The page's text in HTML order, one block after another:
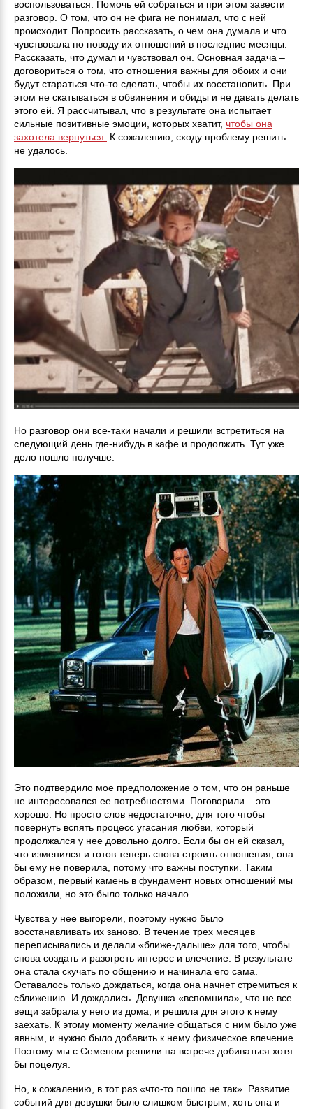
воспользоваться. Помочь ей собраться и при этом завести
разговор. О том, что он не фига не понимал, что с ней
происходит. Попросить рассказать, о чем она думала и что
чувствовала по поводу их отношений в последние месяцы.
Рассказать, что думал и чувствовал он. Основная задача –
договориться о том, что отношения важны для обоих и они
будут стараться что-то сделать, чтобы их восстановить. При
этом не скатываться в обвинения и обиды и не давать делать
этого ей. Я рассчитывал, что в результате она испытает
сильные позитивные эмоции, которых хватит, чтобы она
захотела вернуться.
К сожалению, сходу проблему решить
не удалось.
Но разговор они все-таки начали и решили встретиться на
следующий день где-нибудь в кафе и продолжить. Тут уже
дело пошло получше.
Это подтвердило мое предположение о том, что он раньше
не интересовался ее потребностями. Поговорили – это
хорошо. Но просто слов недостаточно, для того чтобы
повернуть вспять процесс угасания любви, который
продолжался у нее довольно долго. Если бы он ей сказал,
что изменился и готов теперь снова строить отношения, она
бы ему не поверила, потому что важны поступки. Таким
образом, первый камень в фундамент новых отношений мы
положили, но это было только начало.
Чувства у нее выгорели, поэтому нужно было
восстанавливать их заново. В течение трех месяцев
переписывались и делали «ближе-дальше» для того, чтобы
снова создать и разогреть интерес и влечение. В результате
она стала скучать по общению и начинала его сама.
Оставалось только дождаться, когда она начнет стремиться к
сближению. И дождались. Девушка «вспомнила», что не все
вещи забрала у него из дома, и решила для этого к нему
заехать. К этому моменту желание общаться с ним было уже
явным, и нужно было добавить к нему физическое влечение.
Поэтому мы с Семеном решили на встрече добиваться хотя
бы поцелуя.
Но, к сожалению, в тот раз «что-то пошло не так». Развитие
событий для девушки было слишком быстрым, хоть она и